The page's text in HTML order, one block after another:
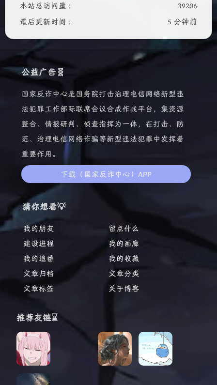
本站总访问量 :
39206
最后更新时间 :
5 分钟前
公益广告🧬
国家反诈中心是国务院打击治理电信网络新型违
法犯罪工作部际联席会议合成作战平台，集资源
整合、情报研判、侦查指挥为一体，在打击、防
范、治理电信网络诈骗等新型违法犯罪中发挥着
重要作用。
下载（国家反诈中心）APP
猜你想看💡
我的朋友
留点什么
建设进程
我的画廊
我的追番
我的收藏
文章归档
文章分类
文章标签
关于博客
推荐友链⌛